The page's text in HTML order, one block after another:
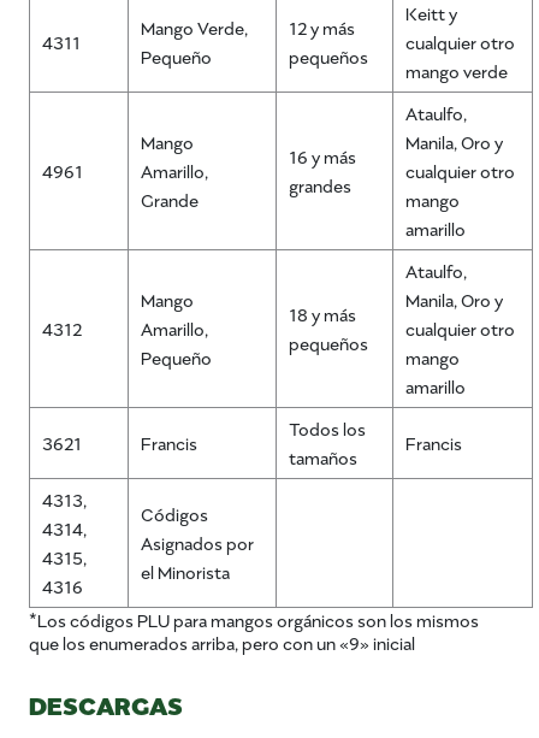
4311
Mango Verde,
Pequeño
12 y más
pequeños
Keitt y
cualquier otro
mango verde
4961
Mango
Amarillo,
Grande
16 y más
grandes
Ataulfo,
Manila, Oro y
cualquier otro
mango
amarillo
4312
Mango
Amarillo,
Pequeño
18 y más
pequeños
Ataulfo,
Manila, Oro y
cualquier otro
mango
amarillo
3621 Francis
Todos los
tamaños
Francis
4313,
4314,
4315,
4316
Códigos
Asignados por
el Minorista
*Los códigos PLU para mangos orgánicos son los mismos
que los enumerados arriba, pero con un «9» inicial
DESCARGAS